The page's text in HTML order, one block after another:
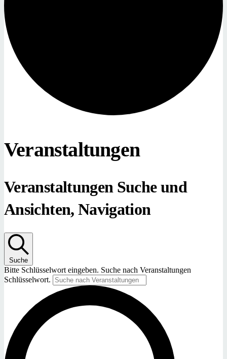
Veranstaltungen
Veranstaltungen Suche und
Ansichten, Navigation
Suche
Bitte Schlüsselwort eingeben. Suche nach Veranstaltungen
Schlüsselwort.